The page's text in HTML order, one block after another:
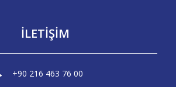
İLETİŞİM
+90 216 463 76 00